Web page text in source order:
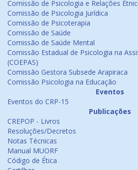
Comissão de Psicologia e Relações
Comissão de Psicologia Jurídica
Comissão de Psicoterapia
Comissão de Saúde
Comissão de Saúde Mental
Comissão Estadual de Psicologia na
(COEPAS)
Comissão Gestora Subsede Arapiraca
Comissão Psicologia na Educação
Eventos
Eventos do CRP-15
Publicações
CREPOP - Livros
Resoluções/Decretos
Notas Técnicas
Manual MUORF
Código de Ética